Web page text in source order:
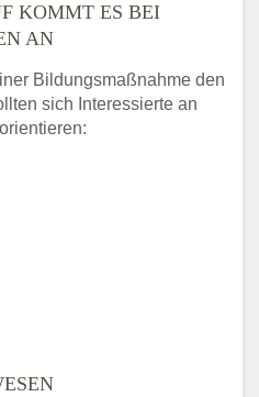
KOMMT ES BEI
AN
Bildungsmaßnahme den
sich Interessierte an